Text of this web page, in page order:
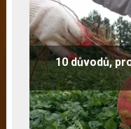
10 důvodů,